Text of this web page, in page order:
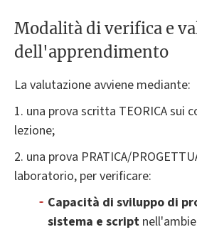
Modalità di verifica e
dell'apprendimento
La valutazione avviene mediante:
1. una prova scritta TEORICA
lezione;
2. una prova PRATICA/
laboratorio, per verificare:
Capacità di sviluppo di
sistema e script